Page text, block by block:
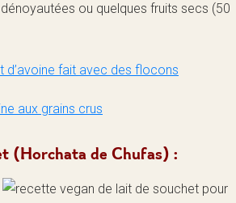
ou quelques fruits secs (50
d’avoine fait avec des flocons
aux grains crus
(Horchata de Chufas) :